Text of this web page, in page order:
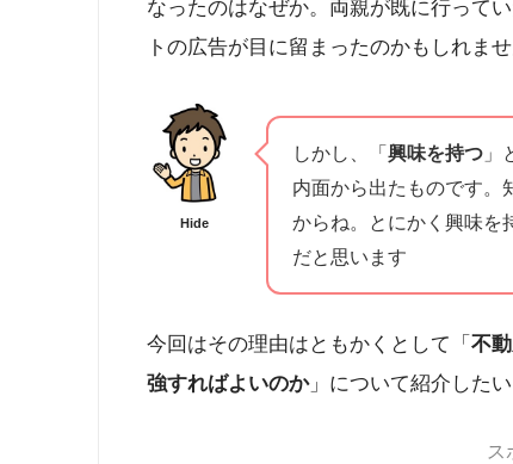
なったのはなぜか。両親が既に行って
トの広告が目に留まったのかもしれませ
Hide
しかし、「興味を持つ 」
内面から出たものです。
からね。とにかく興味を
だと思います
今回はその理由はともかくとして「 不
強すればよいのか」について紹介したい
ス